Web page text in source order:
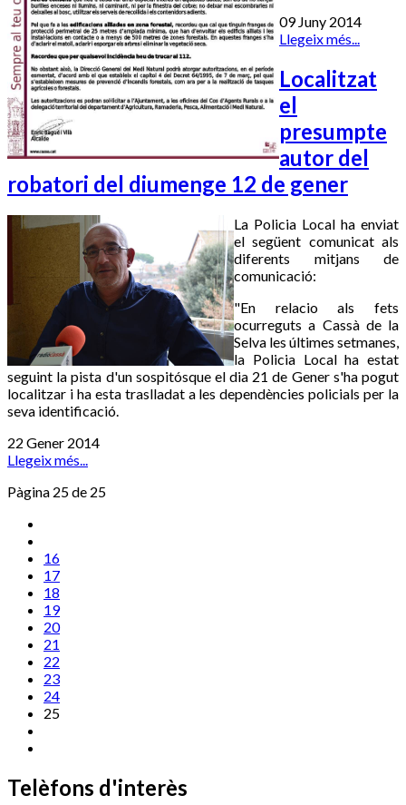
09 Juny 2014
Llegeix més...
Localitzat
el
presumpte
autor del
robatori del diumenge 12 de gener
La Policia Local ha enviat
el següent comunicat als
diferents mitjans de
comunicació:
"En relacio als fets
ocurreguts a Cassà de la
Selva les últimes setmanes,
la Policia Local ha estat
seguint la pista d'un sospitósque el dia 21 de Gener s'ha pogut
localitzar i ha esta traslladat a les dependències policials per la
seva identificació.
22 Gener 2014
Llegeix més...
Pàgina 25 de 25
16
17
18
19
20
21
22
23
24
25
Telèfons d'interès